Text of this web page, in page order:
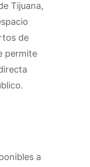
Tijuana,
de
permite
a